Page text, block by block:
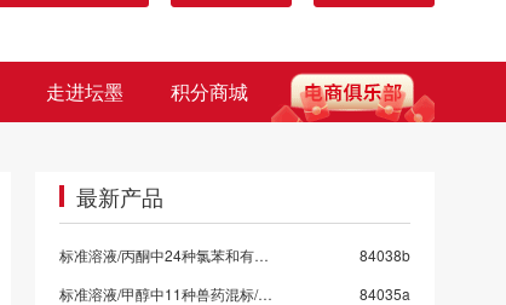
走进坛墨 积分商城
最新产品
标准溶液/丙酮中24种氯苯和有机氯混标
84038b
标准溶液/甲醇中11种兽药混标/SN/T 5724-2025-9
84035a